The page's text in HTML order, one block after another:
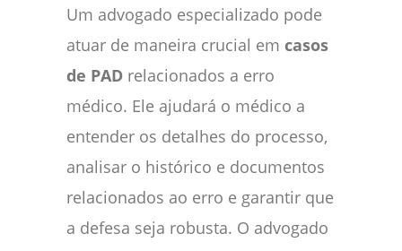
Um advogado especializado pode
atuar de maneira crucial em casos
de PAD relacionados a erro
médico. Ele ajudará o médico a
entender os detalhes do processo,
analisar o histórico e documentos
relacionados ao erro e garantir que
a defesa seja robusta. O advogado